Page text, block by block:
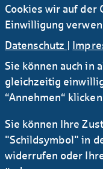
Cookies wir auf der
Einwilligung
Datenschutz |
Sie können auch in
gleichzeitig
“Annehmen“
Sie können Ihre
"Schildsymbol" in
widerrufen oder